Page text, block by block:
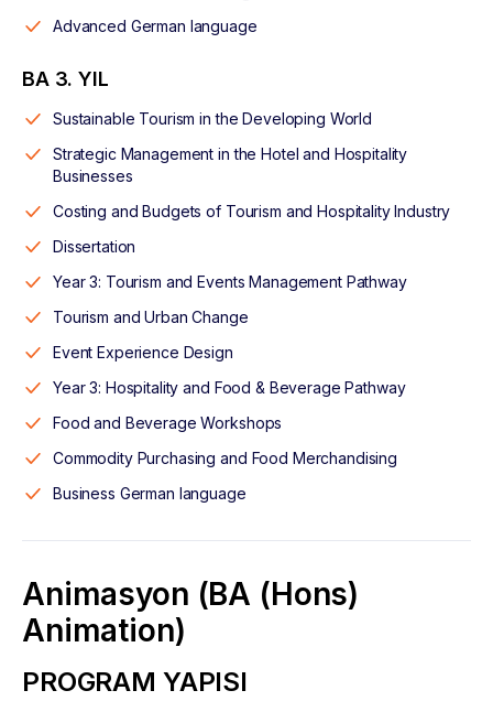
Advanced German language
BA 3. YIL
Sustainable Tourism in the Developing World
Strategic Management in the Hotel and Hospitality
Businesses
Costing and Budgets of Tourism and Hospitality Industry
Dissertation
Year 3: Tourism and Events Management Pathway
Tourism and Urban Change
Event Experience Design
Year 3: Hospitality and Food & Beverage Pathway
Food and Beverage Workshops
Commodity Purchasing and Food Merchandising
Business German language
Animasyon (BA (Hons)
Animation)
PROGRAM YAPISI